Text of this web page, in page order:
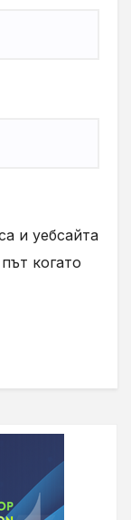
и уебсайта
когато